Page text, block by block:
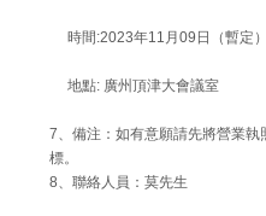
時間:2023年11月09日（暫定
地點: 廣州頂津大會議室
7、備注：如有意願請先將營業
標。
8、 聯絡人員：莫先生